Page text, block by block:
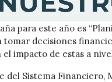
para este año es
tomar decisiones
el impacto de estas a
del Sistema Financiero,